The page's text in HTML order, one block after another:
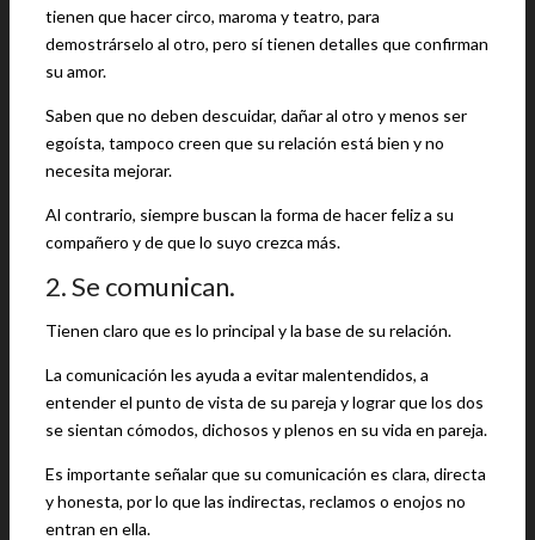
tienen que hacer circo, maroma y teatro, para
demostrárselo al otro, pero sí tienen detalles que confirman
su amor.
Saben que no deben descuidar, dañar al otro y menos ser
egoísta, tampoco creen que su relación está bien y no
necesita mejorar.
Al contrario, siempre buscan la forma de hacer feliz a su
compañero y de que lo suyo crezca más.
2. Se comunican.
Tienen claro que es lo principal y la base de su relación.
La comunicación les ayuda a evitar malentendidos, a
entender el punto de vista de su pareja y lograr que los dos
se sientan cómodos, dichosos y plenos en su vida en pareja.
Es importante señalar que su comunicación es clara, directa
y honesta, por lo que las indirectas, reclamos o enojos no
entran en ella.